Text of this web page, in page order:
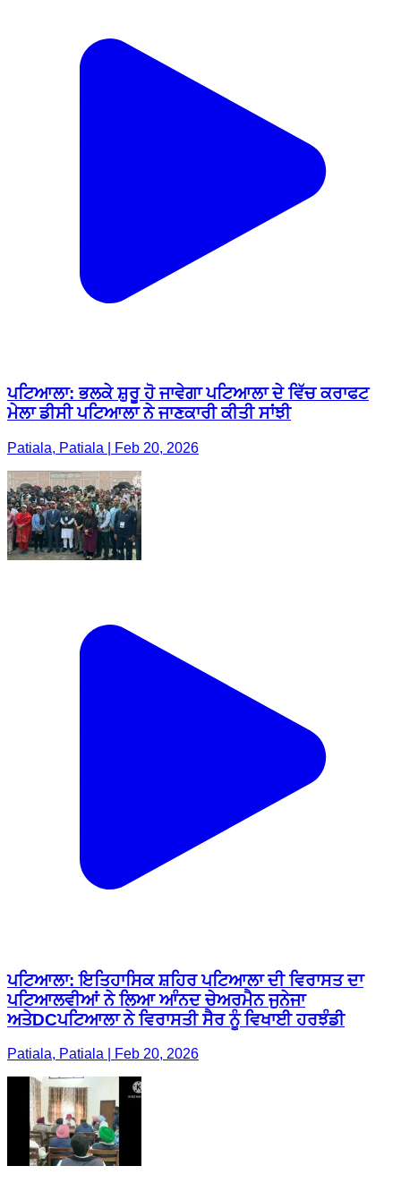
ਪਟਿਆਲਾ: ਭਲਕੇ ਸ਼ੁਰੂ ਹੋ ਜਾਵੇਗਾ ਪਟਿਆਲਾ ਦੇ ਵਿੱਚ ਕਰਾਫਟ
ਮੇਲਾ ਡੀਸੀ ਪਟਿਆਲਾ ਨੇ ਜਾਣਕਾਰੀ ਕੀਤੀ ਸਾਂਝੀ
Patiala, Patiala | Feb 20, 2026
ਪਟਿਆਲਾ: ਇਤਿਹਾਸਿਕ ਸ਼ਹਿਰ ਪਟਿਆਲਾ ਦੀ ਵਿਰਾਸਤ ਦਾ
ਪਟਿਆਲਵੀਆਂ ਨੇ ਲਿਆ ਆੰਨਦ ਚੇਅਰਮੈਨ ਜੁਨੇਜਾ
ਅਤੇDCਪਟਿਆਲਾ ਨੇ ਵਿਰਾਸਤੀ ਸੈਰ ਨੂੰ ਵਿਖਾਈ ਹਰਝੰਡੀ
Patiala, Patiala | Feb 20, 2026